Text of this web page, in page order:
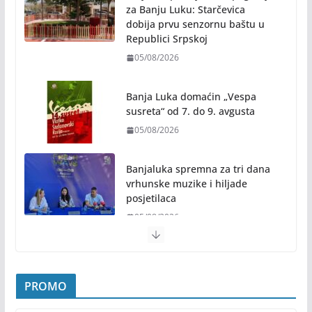
za Banju Luku: Starčevica
dobija prvu senzornu baštu u
Republici Srpskoj
05/08/2026
Banja Luka domaćin „Vespa
susreta“ od 7. do 9. avgusta
05/08/2026
Banjaluka spremna za tri dana
vrhunske muzike i hiljade
posjetilaca
05/08/2026
akcija darivanja krvi odjeknula širom BiH
04/08/2026
PROMO